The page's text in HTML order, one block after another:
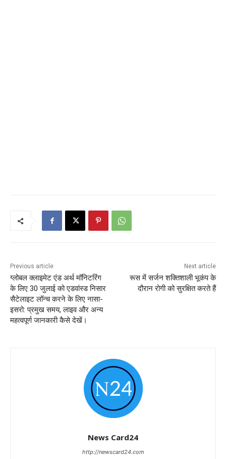
Previous article
ग्लोबल क्लाइमेट एंड अर्थ मॉनिटरिंग
के लिए 30 जुलाई को एडवांस्ड निसार
सैटेलाइट लॉन्च करने के लिए नासा-
इसरो: प्रमुख समय, लाइव और अन्य
महत्वपूर्ण जानकारी कैसे देखें।
Next article
रूस में सर्जन शक्तिशाली भूकंप के
दौरान रोगी को सुरक्षित करते हैं
News Card24
http://newscard24.com